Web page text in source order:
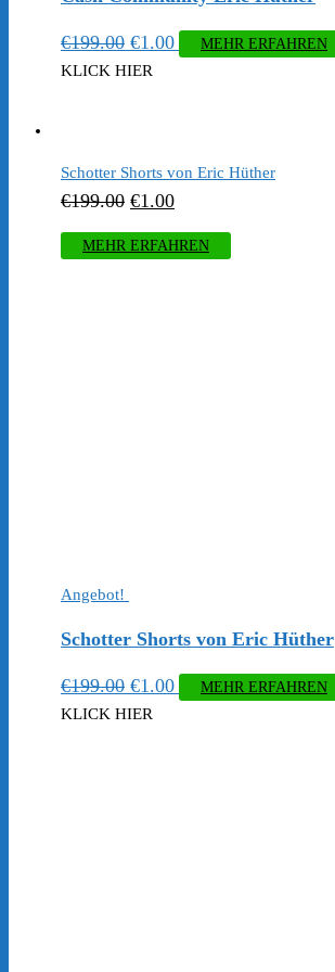
€199.00 Ursprünglicher
Preis
€1.00Aktueller
MEHR ERFAHREN
KLICK HIER
Schotter Shorts von Eric Hüther
€199.00 Ursprünglicher
Preis
war:
€1.00Aktueller
Preis
ist:
MEHR ERFAHREN
Angebot!
Schotter Shorts von Eric Hüther
€199.00 Ursprünglicher
Preis
€1.00Aktueller
MEHR ERFAHREN
KLICK HIER